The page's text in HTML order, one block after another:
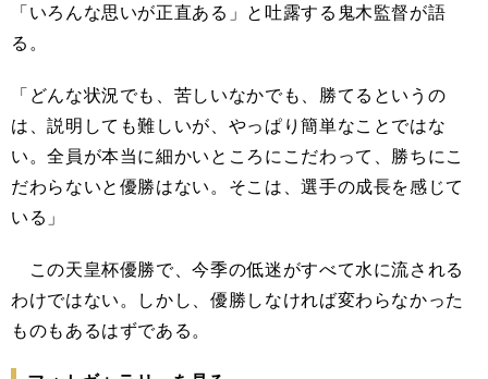
「いろんな思いが正直ある」と吐露する鬼木監督が語
る。
「どんな状況でも、苦しいなかでも、勝てるというの
は、説明しても難しいが、やっぱり簡単なことではな
い。全員が本当に細かいところにこだわって、勝ちにこ
だわらないと優勝はない。そこは、選手の成長を感じて
いる」
この天皇杯優勝で、今季の低迷がすべて水に流される
わけではない。しかし、優勝しなければ変わらなかった
ものもあるはずである。